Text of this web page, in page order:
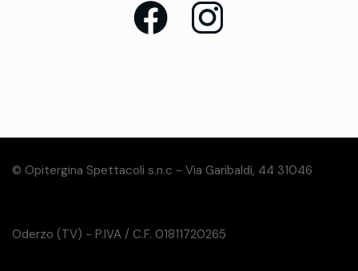
© Opitergina Spettacoli s.n.c - Via Garibaldi, 44 31046
Oderzo (TV) - P.IVA / C.F. 01811720265